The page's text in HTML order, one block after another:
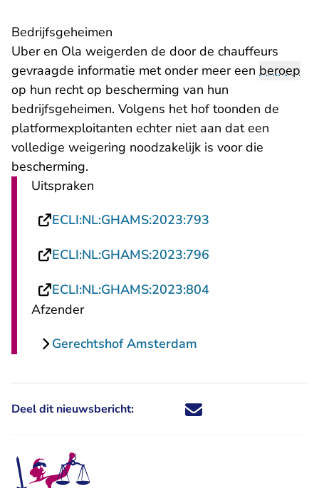
Bedrijfsgeheimen
Uber en Ola weigerden de door de chauffeurs
gevraagde informatie met onder meer een beroep
op hun recht op bescherming van hun
bedrijfsgeheimen. Volgens het hof toonden de
platformexploitanten echter niet aan dat een
volledige weigering noodzakelijk is voor die
bescherming.
Uitspraken
ECLI:NL:GHAMS:2023:793
ECLI:NL:GHAMS:2023:796
ECLI:NL:GHAMS:2023:804- U verlaat
Afzender
Gerechtshof Amsterdam
Deel dit nieuwsbericht: Deel dit nieuwsbericht via X -
Deel dit nieuwsbericht via
Deel dit nieuwsbericht
Deel dit